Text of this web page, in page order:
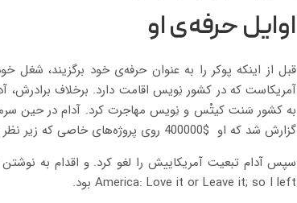
اوایل حرفه‌ی او
قبل از اینکه پوکر را به عنوان حرفه‌ی خود برگزیند، شغل
به کشور سَنت کیتْس و نِویس مهاجرت کرد. آدام در حین
گزارش شد که او $400000 روی پروژه‌های خاصی که زیر نظر سهام‌داران هتل Marriott اجرا می‌شد، سرمایه‌گذاری کرد.
سپس آدام تبعیت آمریکاییش را لغو کرد. و اقدام به
America: Love it or Leave it; so I left بود.